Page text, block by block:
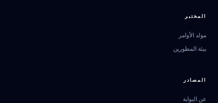
المختبر
مولد الأوامر
بيئة المطورين
المصادر
عن البوابة